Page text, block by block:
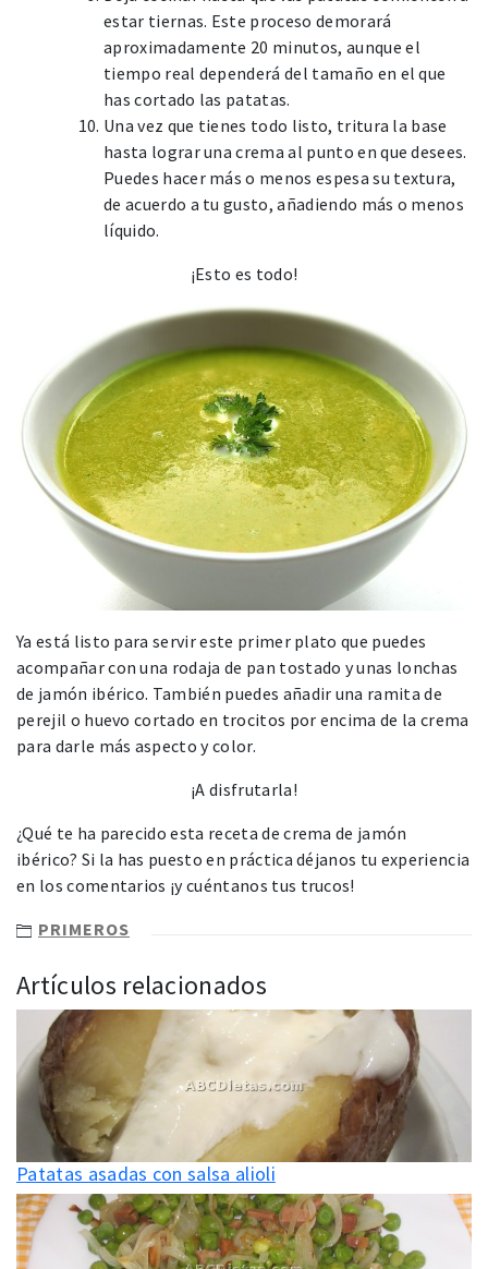
estar tiernas. Este proceso demorará
aproximadamente 20 minutos, aunque el
tiempo real dependerá del tamaño en el que
has cortado las patatas.
Una vez que tienes todo listo, tritura la base
hasta lograr una crema al punto en que desees.
Puedes hacer más o menos espesa su textura,
de acuerdo a tu gusto, añadiendo más o menos
líquido.
¡Esto es todo!
Ya está listo para servir este primer plato que puedes
acompañar con una rodaja de pan tostado y unas lonchas
de jamón ibérico. También puedes añadir una ramita de
perejil o huevo cortado en trocitos por encima de la crema
para darle más aspecto y color.
¡A disfrutarla!
¿Qué te ha parecido esta receta de crema de jamón
ibérico? Si la has puesto en práctica déjanos tu experiencia
en los comentarios ¡y cuéntanos tus trucos!
PRIMEROS
Artículos relacionados
Patatas asadas con salsa alioli